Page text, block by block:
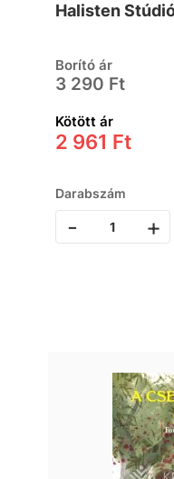
Halisten
Borító ár
3 290 Ft
Kötött ár
2 961 Ft
Darabszám
- +